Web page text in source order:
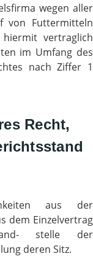
wegen aller
von Futtermitteln
vertraglich
im Umfang des
nach Ziffer 1
Recht,
aus der
dem Einzelvertrag
stelle der
deren Sitz.